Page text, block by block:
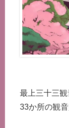
最上三十三
33か所の観